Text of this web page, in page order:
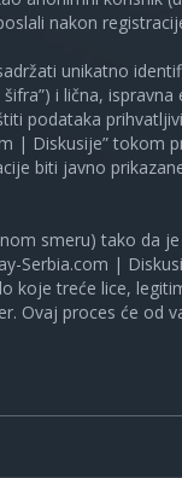
nakon
unikatno
i lična,
podataka
| Diskusije” tokom
biti javno
smeru) tako da
Serbia.com |
koje treće lice,
Ovaj proces će od